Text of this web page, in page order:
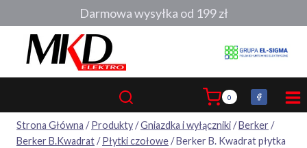
do
0
Strona Główna / Produkty/Gniazdka i wyłączniki/Berker /
Berker B.Kwadrat/ Płytki czołowe/Berker B. Kwadrat płytka
Darmowa wysyłka od 199 zł